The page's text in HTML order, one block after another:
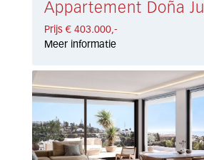
Prijs € 403.000,-
Meer informatie